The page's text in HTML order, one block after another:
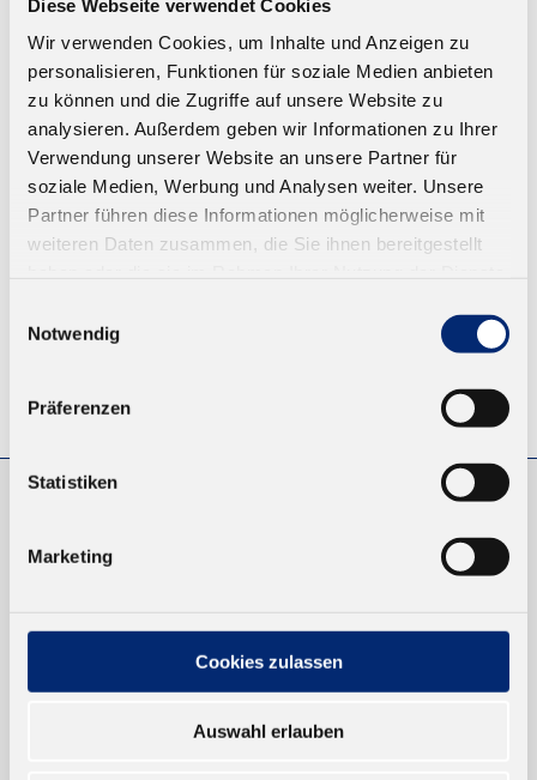
Diese Webseite verwendet Cookies
Wir verwenden Cookies, um Inhalte und Anzeigen zu
personalisieren, Funktionen für soziale Medien anbieten
zu können und die Zugriffe auf unsere Website zu
analysieren. Außerdem geben wir Informationen zu Ihrer
Verwendung unserer Website an unsere Partner für
soziale Medien, Werbung und Analysen weiter. Unsere
Partner führen diese Informationen möglicherweise mit
weiteren Daten zusammen, die Sie ihnen bereitgestellt
Notwendig
Präferenzen
Statistiken
Marketing
Cookies zulassen
Auswahl erlauben
501.8 1K PUR Leim D4
Geprüft nach EN 14257 (Watt 91). Farbe: braun.
Offene Zeit: ca. 8 Minuten
Ab 14,38 € zzgl. MwSt.
ZUM WARENKORB
© KLEIBERIT SE & CO. KG, Max-Becker-Str. 4, 76356 Weingarten,
NEUKUNDEN
EINFACH BEZAHLEN